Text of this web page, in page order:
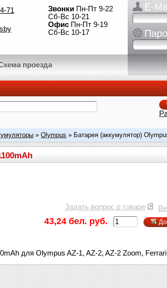
71
Звонки Пн-Пт 9-22
Сб-Вс 10-21
Офис Пн-Пт 9-19
Сб-Вс 10-17
проезда
E-
»Olympus » Батарея (аккумулятор)
Задать вопрос о товаре
43,24 бел. руб.
для Olympus AZ-1, AZ-2, AZ-2 Zoom,